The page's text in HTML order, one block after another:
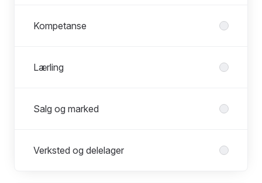
Kompetanse
Lærling
Salg og marked
Verksted og delelager